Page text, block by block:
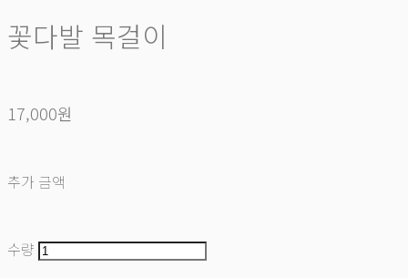
꽃다발 목걸이
17,000원
추가 금액
수량